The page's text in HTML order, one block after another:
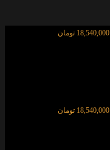
18,540,000 تومان
18,540,000 تومان